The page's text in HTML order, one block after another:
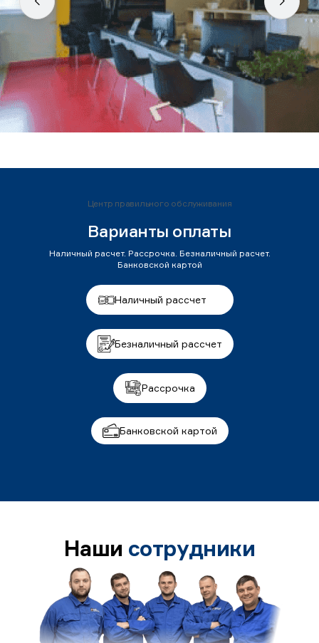
Центр правильного обслуживания
Варианты оплаты
Наличный расчет. Рассрочка. Безналичный расчет.
Банковской картой
Наличный рассчет
Безналичный рассчет
Рассрочка
Банковской картой
Наши сотрудники